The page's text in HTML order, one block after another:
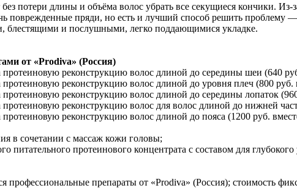
потери длины и объёма волос убрать все секущиеся кончики.
поврежденные пряди, но есть и лучший способ решить проблему
блестящими и послушными, легко поддающимися укладке.
от «Prodiva» (Россия)
реконструкцию волос длиной до середины шеи (640
реконструкцию волос длиной до уровня плеч (800 руб.
реконструкцию волос длиной до середины лопаток
реконструкцию волос для волос длиной до нижней
реконструкцию волос длиной до пояса (1200 руб.
в сочетании с массаж кожи головы;
питательного протеинового концентрата с составом для
профессиональные препараты от «Prodiva» (Россия); стоимость